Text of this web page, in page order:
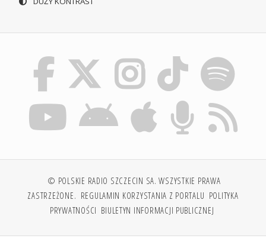
© POLSKIE RADIO SZCZECIN SA. WSZYSTKIE PRAWA
ZASTRZEŻONE. REGULAMIN KORZYSTANIA Z PORTALU POLITYKA
PRYWATNOŚCI BIULETYN INFORMACJI PUBLICZNEJ